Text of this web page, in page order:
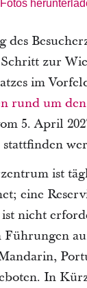
Fotos
des
zur
im
rund um
5. April
ist
eine
nicht
Führungen
In